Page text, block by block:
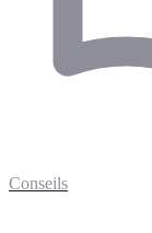
Conseils